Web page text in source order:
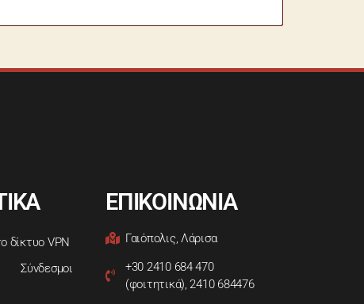
δίκτυο VPN
Σύνδεσμοι
ΕΠΙΚΟΙΝΩΝΙΑ
Γαιόπολις, Λάρισα
+30 2410 684 470
(φοιτητικά), 2410 684476